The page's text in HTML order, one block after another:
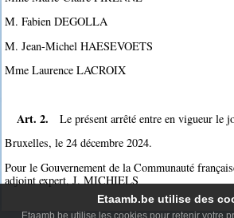
M. Fabien DEGOLLA
M. Jean-Michel HAESEVOETS
Mme Laurence LACROIX
Art. 2.
Le présent arrêté entre en vigueur le
Bruxelles, le 24 décembre 2024.
Pour le Gouvernement de la Communauté
adjoint expert, J. MICHIELS
Etaamb.be utilise des
Etaamb.be utilise les cookies pour retenir votre